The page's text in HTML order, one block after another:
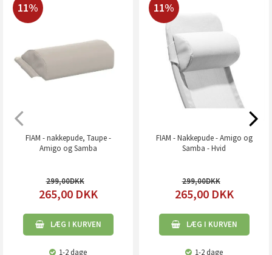
11%
FIAM - nakkepude, Taupe -
Amigo og Samba
299,00
265,00 DKK
LÆG I KURVEN
1-2 dage
11%
FIAM - Nakkepude - Amigo og
Samba - Hvid
299,00
265,00 DKK
LÆG I KURVEN
1-2 dage